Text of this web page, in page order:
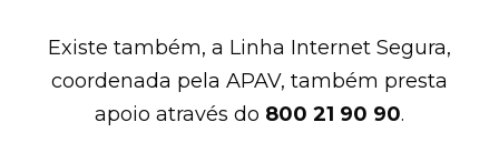
Existe também, a Linha Internet Segura,
coordenada pela APAV, também presta
apoio através do 800 21 90 90.